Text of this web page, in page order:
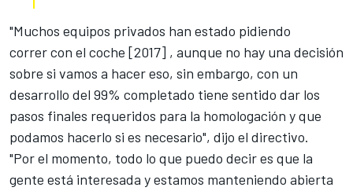
"Muchos equipos privados han estado pidiendo
correr con el coche [2017] , aunque no hay una decisión
sobre si vamos a hacer eso, sin embargo, con un
desarrollo del 99% completado tiene sentido dar los
pasos finales requeridos para la homologación y que
podamos hacerlo si es necesario", dijo el directivo.
"Por el momento, todo lo que puedo decir es que la
gente está interesada y estamos manteniendo abierta